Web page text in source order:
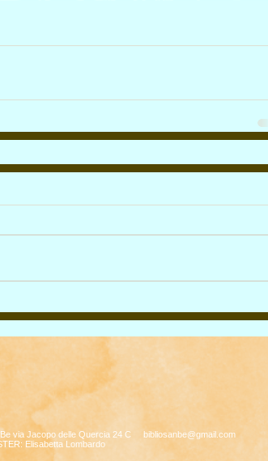
via Jacopo delle Quercia 24 C bibliosanbe@gmail.com
Elisabetta Lombardo